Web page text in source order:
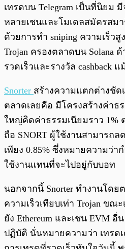
เทรดบน Telegram เป็นที่นิยม
หลายเชนและโมเดลสมัครสมา
ด้วยการทำ sniping ความเร็ว
Trojan ครองตลาดบน Solana
รวดเร็วและรางวัล cashback
Snorter สร้างความแตกต่างชัด
ตลาดเลยคือ มีโครงสร้างค่า
ใหญ่คิดค่าธรรมเนียมราว 1%
ถือ SNORT ผู้ใช้งานสามารถล
เพียง 0.85% ซึ่งหมายความว่
ใช้งานแทนที่จะไปอยู่กับบอท
นอกจากนี้ Snorter ทำงานโดย
ความเร็วเทียบเท่า Trojan ขณ
ยัง Ethereum และเชน EVM อื่
ปฏิบัติ นั่นหมายความว่า เทรด